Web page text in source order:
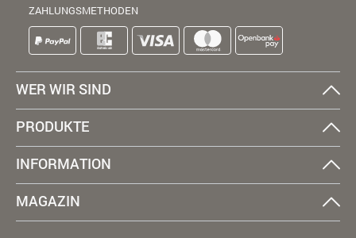
ZAHLUNGSMETHODEN
WER WIR SIND
PRODUKTE
INFORMATION
MAGAZIN